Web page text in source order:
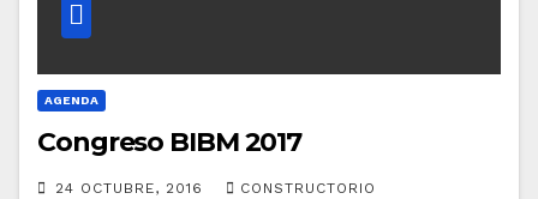
AGENDA
Congreso BIBM 2017
24 OCTUBRE, 2016 CONSTRUCTORIO